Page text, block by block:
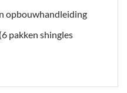
opbouwhandleiding
pakken shingles